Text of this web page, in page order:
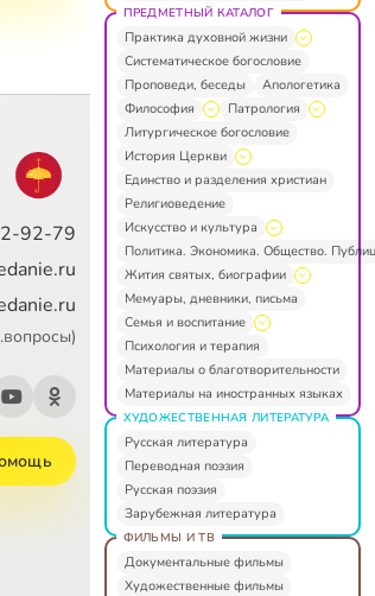
92-79
ПРЕДМЕТНЫЙ КАТАЛОГ
Практика духовной жизни
Систематическое богословие
Проповеди, беседы
Апологетика
Философия
Патрология
Литургическое богословие
История Церкви
Единство и разделения христиан
Религиоведение
Искусство и культура
Политика. Экономика. Общество.
Жития святых, биографии
Мемуары, дневники, письма
Семья и воспитание
Психология и терапия
Материалы о благотворительности
Материалы на иностранных языках
ХУДОЖЕСТВЕННАЯ ЛИТЕРАТУРА
Русская литература
Переводная поэзия
Русская поэзия
Зарубежная литература
ФИЛЬМЫ И ТВ
Документальные фильмы
Художественные фильмы